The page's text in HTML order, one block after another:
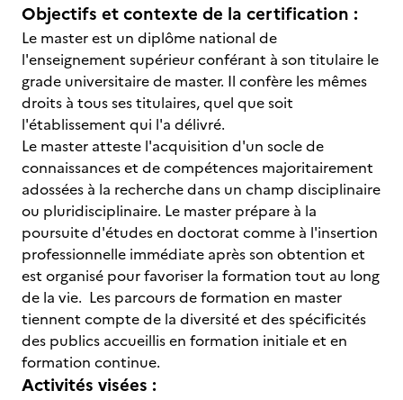
Objectifs et contexte de la certification :
Le master est un diplôme national de
l'enseignement supérieur conférant à son titulaire le
grade universitaire de master. Il confère les mêmes
droits à tous ses titulaires, quel que soit
l'établissement qui l'a délivré.
Le master atteste l'acquisition d'un socle de
connaissances et de compétences majoritairement
adossées à la recherche dans un champ disciplinaire
ou pluridisciplinaire. Le master prépare à la
poursuite d'études en doctorat comme à l'insertion
professionnelle immédiate après son obtention et
est organisé pour favoriser la formation tout au long
de la vie. Les parcours de formation en master
tiennent compte de la diversité et des spécificités
des publics accueillis en formation initiale et en
formation continue.
Activités visées :